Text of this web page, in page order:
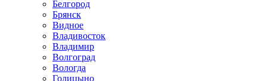
Белгород
Брянск
Видное
Владивосток
Владимир
Волгоград
Вологда
Голицыно